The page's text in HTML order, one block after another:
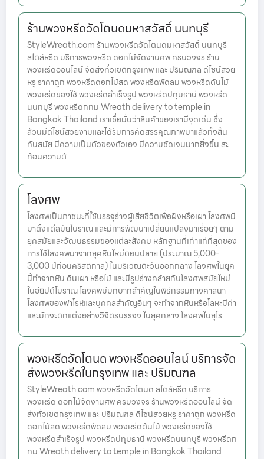
ร้านพวงหรีดวัดโตนดมหาสวัสดิ์ นนทบุรี
StyleWreath.com ร้านพวงหรีดวัดโตนดมหาสวัสดิ์ นนทบุรี
สไตล์หรีด บริการพวงหรีด ดอกไม้จัดงานศพ ครบวงจร ร้าน
พวงหรีดออนไลน์ จัดส่งทั่วเขตกรุงเทพ และ ปริมณฑล ดีไซน์สวย
หรู ราคาถูก พวงหรีดดอกไม้สด พวงหรีดพัดลม พวงหรีดต้นไม้
พวงหรีดของใช้ พวงหรีดสำเร็จรูป พวงหรีดปทุมธานี พวงหรีด
นนทบุรี พวงหรีดกทม Wreath delivery to temple in
Bangkok Thailand เราเชื่อมั่นว่าสินค้าของเรามีจุดเด่น ซึ่ง
ล้วนมีดีไซน์สวยงามและได้รับการคัดสรรคุณภาพมาแล้วทั้งสิ้น
ทันสมัย มีความเป็นตัวของตัวเอง มีความชัดเจนมากยิ่งขึ้น สะ
ท้อนความต้
โลงศพ
โลงศพเป็นภาชนะที่ใช้บรรจุร่างผู้เสียชีวิตเพื่อฝังหรือเผา โลงศพมี
มาตั้งแต่สมัยโบราณ และมีการพัฒนาเปลี่ยนแปลงมาเรื่อยๆ ตาม
ยุคสมัยและวัฒนธรรมของแต่ละสังคม หลักฐานที่เก่าแก่ที่สุดของ
การใช้โลงศพมาจากยุคหินใหม่ตอนปลาย (ประมาณ 5,000-
3,000 ปีก่อนคริสตกาล) ในบริเวณตะวันออกกลาง โลงศพในยุค
นี้ทำจากหิน ดินเผา หรือไม้ และมีรูปร่างคล้ายกับโลงศพสมัยใหม่
ในอียิปต์โบราณ โลงศพมีบทบาทสำคัญในพิธีกรรมทางศาสนา
โลงศพของฟาโรห์และบุคคลสำคัญอื่นๆ จะทำจากหินหรือโลหะมีค่า
และมักจะตกแต่งอย่างวิจิตรบรรจง ในยุคกลาง โลงศพในยุโร
พวงหรีดวัดโตนด พวงหรีดออนไลน์ บริการจัด
ส่งพวงหรีดในกรุงเทพ และ ปริมณฑล
StyleWreath.com พวงหรีดวัดโตนด สไตล์หรีด บริการ
พวงหรีด ดอกไม้จัดงานศพ ครบวงจร ร้านพวงหรีดออนไลน์ จัด
ส่งทั่วเขตกรุงเทพ และ ปริมณฑล ดีไซน์สวยหรู ราคาถูก พวงหรีด
ดอกไม้สด พวงหรีดพัดลม พวงหรีดต้นไม้ พวงหรีดของใช้
พวงหรีดสำเร็จรูป พวงหรีดปทุมธานี พวงหรีดนนทบุรี พวงหรีดก
ทม Wreath delivery to temple in Bangkok Thailand